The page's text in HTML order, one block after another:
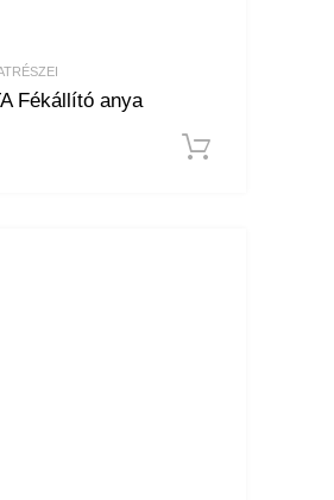
Fékállító anya